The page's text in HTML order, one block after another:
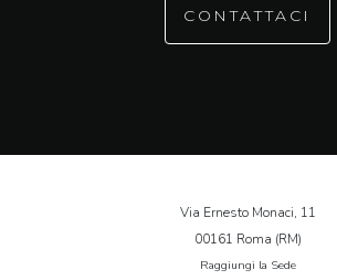
CONTATTACI
Via Ernesto Monaci, 11
00161 Roma (RM)
Raggiungi la Sede